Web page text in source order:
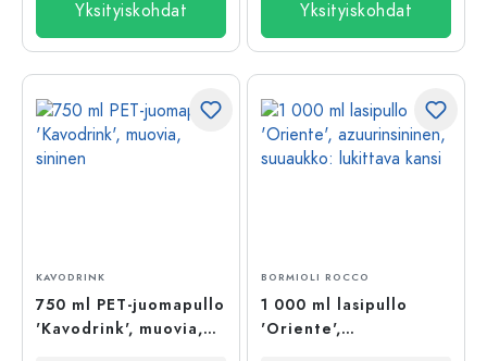
Yksityiskohdat Yksityiskohdat
KAVODRINK
750 ml PET-juomapullo
'Kavodrink', muovia,
BORMIOLI ROCCO
1 000 ml lasipullo
'Oriente',